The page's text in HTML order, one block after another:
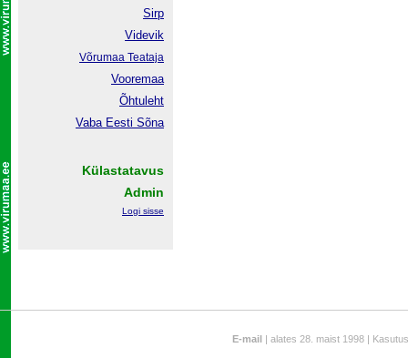
Sirp
Videvik
Võrumaa Teataja
Vooremaa
Õhtuleht
Vaba Eesti Sõna
Külastatavus
Admin
Logi sisse
E-mail | alates 28. maist 1998 |